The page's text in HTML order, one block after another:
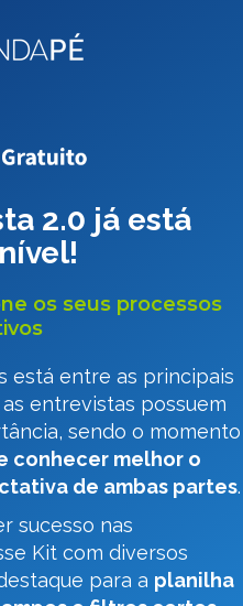
2.0 já está
os seus processos
está entre as principais
entrevistas possuem
sendo o momento
conhecer melhor o
de ambas partes.
sucesso nas
Kit com diversos
para a planilha